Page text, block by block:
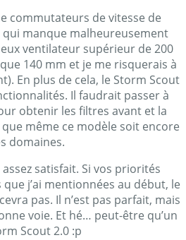
commutateurs de vitesse de
manque malheureusement
ventilateur supérieur de 200
140 mm et je me risquerais à
En plus de cela, le Storm Scout
Il faudrait passer à
obtenir les filtres avant et la
même ce modèle soit encore
domaines.
satisfait. Si vos priorités
j’ai mentionnées au début, le
pas. Il n’est pas parfait, mais
voie. Et hé… peut-être qu’un
Scout 2.0 :p